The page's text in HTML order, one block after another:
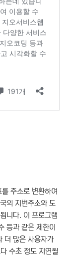
주소로 변환하여
의 지번주소와 도
니다. 이 프로그램
등과 같은 제한이
더 많은 사용자가
수초 정도 지연될